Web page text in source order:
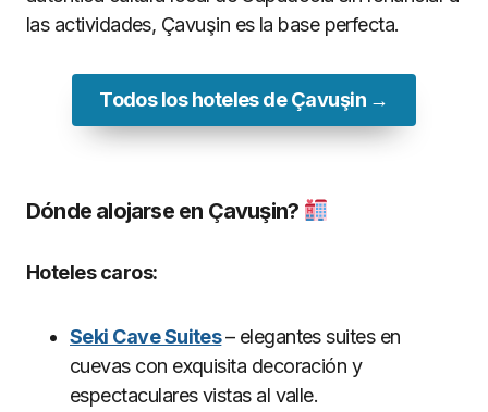
las actividades, Çavuşin es la base perfecta.
Todos los hoteles de Çavuşin →
Dónde alojarse en Çavuşin?
Hoteles caros:
Seki Cave Suites– elegantes suites en
cuevas con exquisita decoración y
espectaculares vistas al valle.